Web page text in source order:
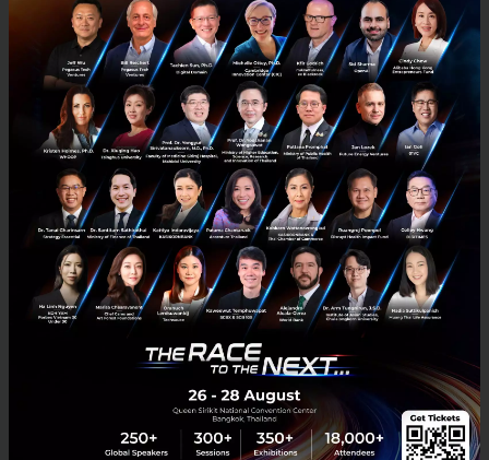
ข้อมูลของกลุ่มเป้าหมาย เพื่อขับเคลื่อนแคมเปญที่อ้า
งอิงผู้ติดต่อบนLinkedInและช่องทางอื่นๆ ควบคู่ไป
กับการแจ้งข้อมูลเกี่ ยวกับการซื้อสื่อได้แม่นยำมากขึ้
นอย่างที่ไม่เคยมีมาก่อน การกำกับดูแลข้อมูลและ
การควบคุมการเก็บรักษาข้อมูลส่วนตัวจะช่ วยให้
แน่ใจว่าข้อมูลลูกค้าได้รับการคุ้มครองดูแลให้
ปลอดภัย และช่วยให้แบรนด์ต่างๆ ปฏิบัติตาม
นโยบายการเก็บรักษาข้อมูลส่วนตัว รวมไปถึง
กฎหมายว่าด้วยการปกป้องข้อมูลส่วนตัว
PR News Adobe LinkedIn Microsoft
No comment